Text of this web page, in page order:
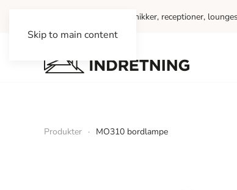
Skip to main content
Vi indretter kontorer, klinikker, receptioner,
Produkter MO310 bordlampe